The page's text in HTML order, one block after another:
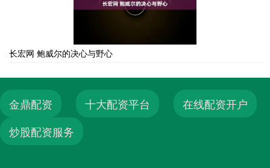
长宏网 鲍威尔的决心与野心
金鼎配资 十大配资平台
在线配资开户
炒股配资服务